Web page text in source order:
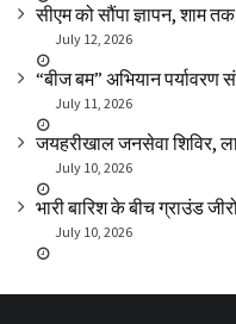
सीएम को सौंपा ज्ञापन, शाम
July 12, 2026
“बीज बम” अभियान पर्यावरण
July 11, 2026
जयहरीखाल जनसेवा शिविर,
July 10, 2026
भारी बारिश के बीच ग्राउंड
July 10, 2026